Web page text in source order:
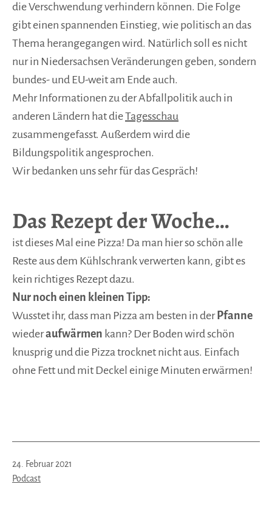
die Verschwendung verhindern können. Die Folge
gibt einen spannenden Einstieg, wie politisch an das
Thema herangegangen wird. Natürlich soll es nicht
nur in Niedersachsen Veränderungen geben, sondern
bundes- und EU-weit am Ende auch.
Mehr Informationen zu der Abfallpolitik auch in
anderen Ländern hat dieTagesschau
zusammengefasst. Außerdem wird die
Bildungspolitik angesprochen.
Wir bedanken uns sehr für das Gespräch!
Das Rezept der Woche…
ist dieses Mal eine Pizza! Da man hier so schön alle
Reste aus dem Kühlschrank verwerten kann, gibt es
kein richtiges Rezept dazu.
Nur noch einen kleinen Tipp:
Wusstet ihr, dass man Pizza am besten in der Pfanne
wiederaufwärmen kann? Der Boden wird schön
knusprig und die Pizza trocknet nicht aus. Einfach
ohne Fett und mit Deckel einige Minuten erwärmen!
Veröffentlicht
am
24. Februar 2021
Kategorisiert
Podcast